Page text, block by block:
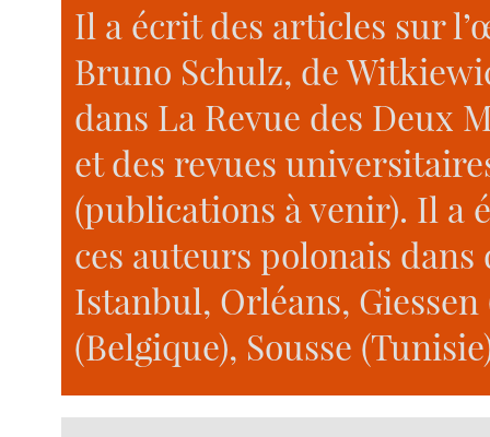
Il a écrit des articles sur
Bruno Schulz, de
dans La Revue des Deux
et des revues
(publications à venir). Il a
ces auteurs polonais
Istanbul, Orléans,
(Belgique), Sousse